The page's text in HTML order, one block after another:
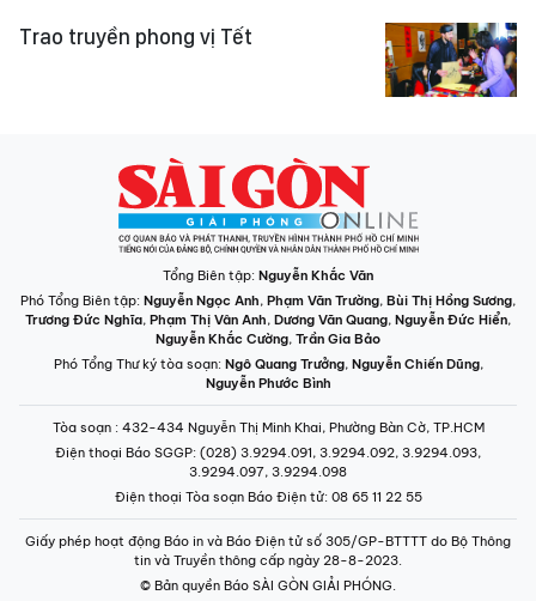
Trao truyền phong vị Tết
Tổng Biên tập: Nguyễn Khắc Văn
Phó Tổng Biên tập: Nguyễn Ngọc Anh, Phạm Văn Trường, Bùi Thị Hồng Sương,
Trương Đức Nghĩa, Phạm Thị Vân Anh, Dương Văn Quang, Nguyễn Đức Hiển,
Nguyễn Khắc Cường, Trần Gia Bảo
Phó Tổng Thư ký tòa soạn: Ngô Quang Trưởng, Nguyễn Chiến Dũng,
Nguyễn Phước Bình
Tòa soạn : 432-434 Nguyễn Thị Minh Khai, Phường Bàn Cờ, TP.HCM
Điện thoại Báo SGGP: (028) 3.9294.091, 3.9294.092, 3.9294.093,
3.9294.097, 3.9294.098
Điện thoại Tòa soạn Báo Điện tử: 08 65 11 22 55
Giấy phép hoạt động Báo in và Báo Điện tử số 305/GP-BTTTT do Bộ Thông
tin và Truyền thông cấp ngày 28-8-2023.
© Bản quyền Báo SÀI GÒN GIẢI PHÓNG.